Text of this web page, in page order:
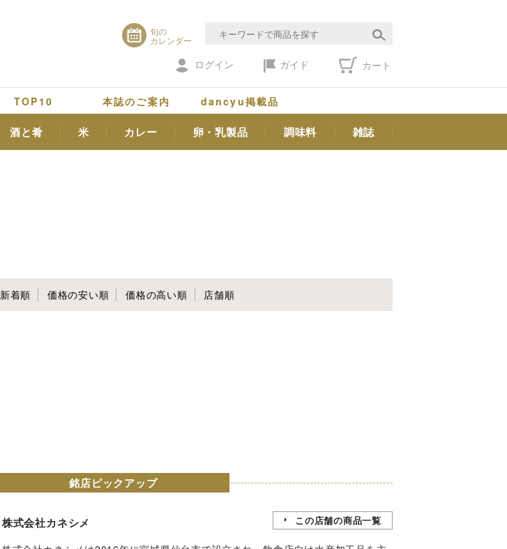
旬の
カレンダー
ログイン ガイド カート
TOP10 本誌のご案内 dancyu掲載品
酒と肴 米 カレー 卵・乳製品 調味料 雑誌
新着順 価格の安い順 価格の高い順 店舗順
銘店ピックアップ
株式会社カネシメ この店舗の商品一覧